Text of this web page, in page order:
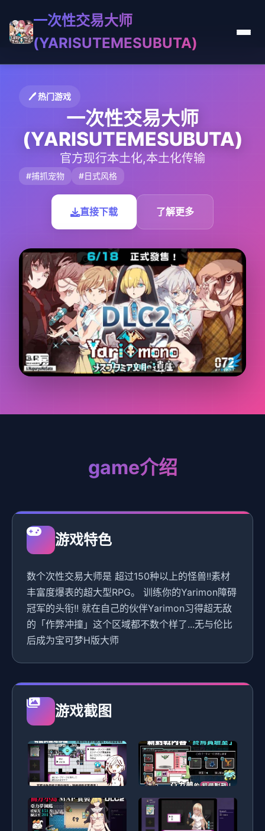
一次性交易大师
(YARISUTEMESUBUTA)
🖊️ 热门游戏
一次性交易大师
(YARISUTEMESUBUTA)
官方现行本土化,本土化传输
#捕抓宠物 #日式风格
直接下载 了解更多
game介绍
游戏特色
数个次性交易大师是 超过150种以上的怪兽!!素材
丰富度爆表的超大型RPG。 训练你的Yarimon障碍
冠军的头衔!! 就在自己的伙伴Yarimon习得超无敌
的「作弊冲撞」这个区域都不数个样了...无与伦比
后成为宝可梦H版大师
游戏截图